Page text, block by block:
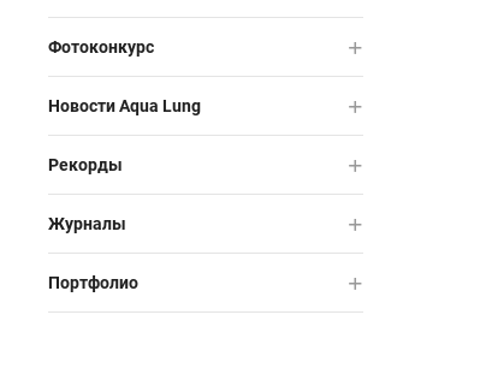
Фотоконкурс
Новости Aqua Lung
Рекорды
Журналы
Портфолио